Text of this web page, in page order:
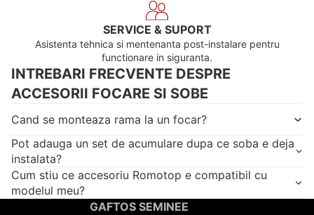
SERVICE & SUPORT
Asistenta tehnica si mentenanta post-instalare pentru
functionare in siguranta.
INTREBARI FRECVENTE DESPRE
ACCESORII FOCARE SI SOBE
Cand se monteaza rama la un focar?
Pot adauga un set de acumulare dupa ce soba e deja
instalata?
Cum stiu ce accesoriu Romotop e compatibil cu
modelul meu?
GAFTOS SEMINEE